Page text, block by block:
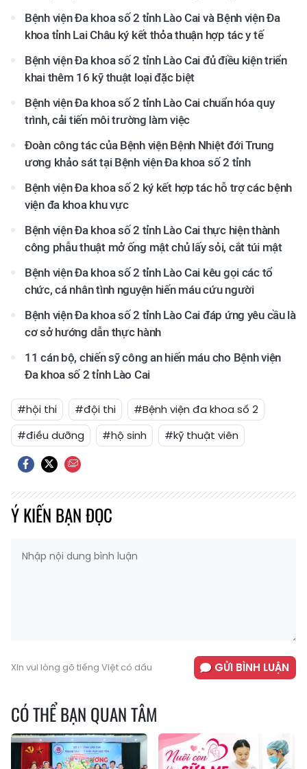
Bệnh viện Đa khoa số 2 tỉnh Lào Cai và Bệnh viện Đa
khoa tỉnh Lai Châu ký kết thỏa thuận hợp tác y tế
Bệnh viện Đa khoa số 2 tỉnh Lào Cai đủ điều kiện triển
khai thêm 16 kỹ thuật loại đặc biệt
Bệnh viện Đa khoa số 2 tỉnh Lào Cai chuẩn hóa quy
trình, cải tiến môi trường làm việc
Đoàn công tác của Bệnh viện Bệnh Nhiệt đới Trung
ương khảo sát tại Bệnh viện Đa khoa số 2 tỉnh
Bệnh viện Đa khoa số 2 ký kết hợp tác hỗ trợ các bệnh
viện đa khoa khu vực
Bệnh viện Đa khoa số 2 tỉnh Lào Cai thực hiện thành
công phẫu thuật mở ống mật chủ lấy sỏi, cắt túi mật
Bệnh viện Đa khoa số 2 tỉnh Lào Cai kêu gọi các tổ
chức, cá nhân tình nguyện hiến máu cứu người
Bệnh viện Đa khoa số 2 tỉnh Lào Cai đáp ứng yêu cầu là
cơ sở hướng dẫn thực hành
11 cán bộ, chiến sỹ công an hiến máu cho Bệnh viện
Đa khoa số 2 tỉnh Lào Cai
#hội thi #đội thi
#Bệnh viện đa khoa số 2
#điều dưỡng
#hộ sinh #kỹ thuật viên
Ý KIẾN BẠN ĐỌC
Xin vui lòng gõ tiếng Việt có dấu GỬI BÌNH LUẬN
CÓ THỂ BẠN QUAN TÂM